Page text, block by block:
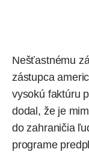
Nešťastnému
zástupca
vysokú faktúru
dodal, že je
do zahraničia
programe